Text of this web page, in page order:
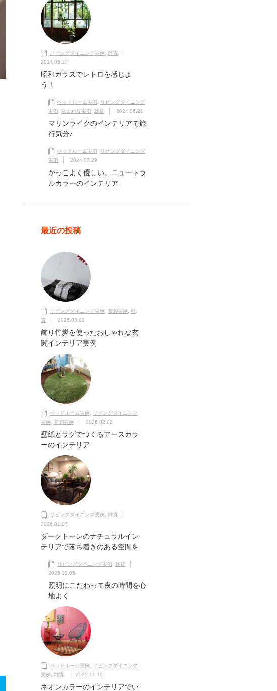
リビングダイニング実例
雑貨
2024.05.10
昭和ガラスでレトロを感じよ
う！
ベッドルーム実例
リビングダイニング
実例
水まわり実例 雑貨 2024.06.21
マリンライクのインテリアで旅
行気分♪
ベッドルーム実例
リビングダイニング
実例
2024.07.29
かっこよく優しい。ニュートラ
ルカラーのインテリア
最近の投稿
リビングダイニング実例 玄関実例
雑
貨
2026.03.02
飾り竹炭を使ったおしゃれな玄
関インテリア実例
ベッドルーム実例
リビングダイニング
実例
玄関実例 2026.02.02
壁紙とラグでつくるアースカラ
ーのインテリア
リビングダイニング実例
雑貨
2026.01.07
ダークトーンのナチュラルイン
テリアで落ち着きのある空間を
リビングダイニング実例
雑貨
2025.12.05
照明にこだわって夜の時間を心
地よく
ベッドルーム実例
リビングダイニング
実例
雑貨 2025.11.19
ネオンカラーのインテリアでい